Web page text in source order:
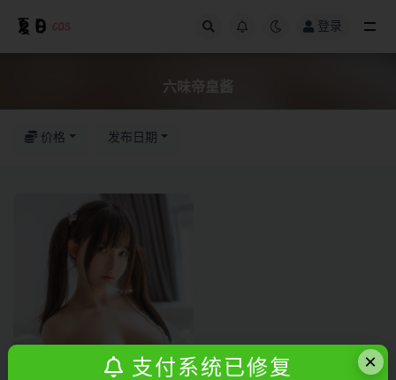
登录
六味帝皇酱
价格 发布日期
×
支付系统已修复